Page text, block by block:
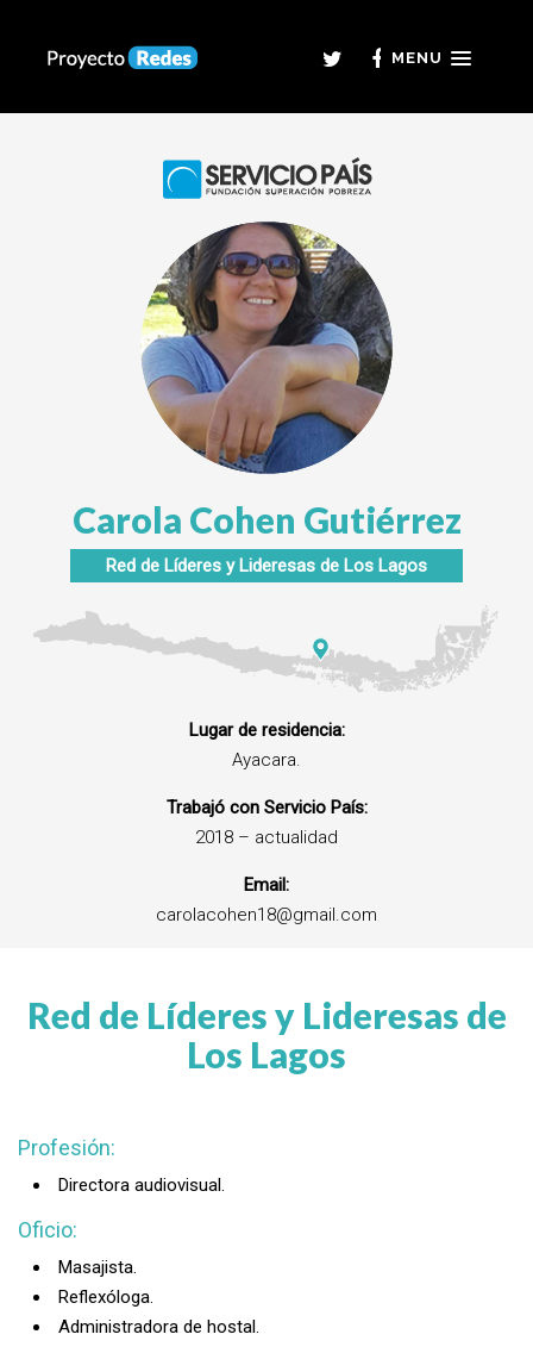
MENU
Carola Cohen Gutiérrez
Red de Líderes y Lideresas de Los Lagos
Lugar de residencia:
Ayacara.
Trabajó con Servicio País:
2018 – actualidad
Email:
carolacohen18@gmail.com
Red de Líderes y Lideresas de
Los Lagos
Profesión:
Directora audiovisual.
Oficio:
Masajista.
Reflexóloga.
Administradora de hostal.